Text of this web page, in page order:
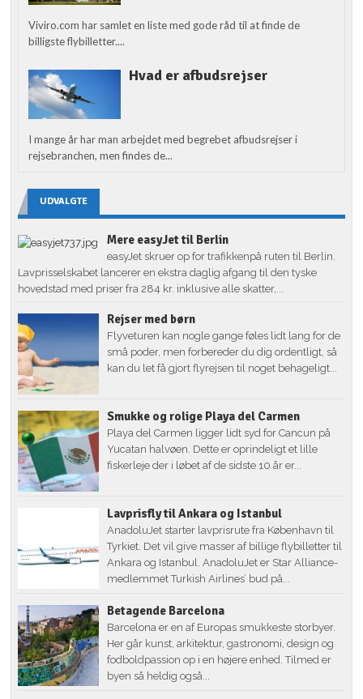
Viviro.com har samlet en liste med gode råd til at finde de
billigste flybilletter....
Hvad er afbudsrejser
I mange år har man arbejdet med begrebet afbudsrejser i
rejsebranchen, men findes de...
UDVALGTE
Mere easyJet til Berlin
easyJet skruer op for trafikkenpå ruten til Berlin.
Lavprisselskabet lancerer en ekstra daglig afgang til den tyske
hovedstad med priser fra 284 kr. inklusive alle skatter,...
Rejser med børn
Flyveturen kan nogle gange føles lidt lang for de
små poder, men forbereder du dig ordentligt, så
kan du let få gjort flyrejsen til noget behageligt...
Smukke og rolige Playa del Carmen
Playa del Carmen ligger lidt syd for Cancun på
Yucatan halvøen. Dette er oprindeligt et lille
fiskerleje der i løbet af de sidste 10 år er...
Lavprisfly til Ankara og Istanbul
AnadoluJet starter lavprisrute fra København til
Tyrkiet. Det vil give masser af billige flybilletter til
Ankara og Istanbul. AnadoluJet er Star Alliance-
medlemmet Turkish Airlines’ bud på...
Betagende Barcelona
Barcelona er en af Europas smukkeste storbyer.
Her går kunst, arkitektur, gastronomi, design og
fodboldpassion op i en højere enhed. Tilmed er
byen så heldig også...